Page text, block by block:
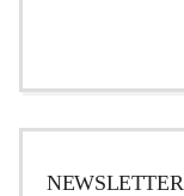
NEWSLETTER